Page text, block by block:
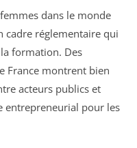
dans le monde
cadre réglementaire qui
formation. Des
France montrent bien
acteurs publics et
entrepreneurial pour les